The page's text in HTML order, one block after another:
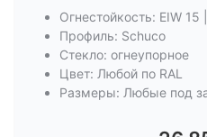
Огнестойкость: EIW
Профиль: Schuco
Стекло: огнеупорное
Цвет: Любой по RAL
Размеры: Любые под